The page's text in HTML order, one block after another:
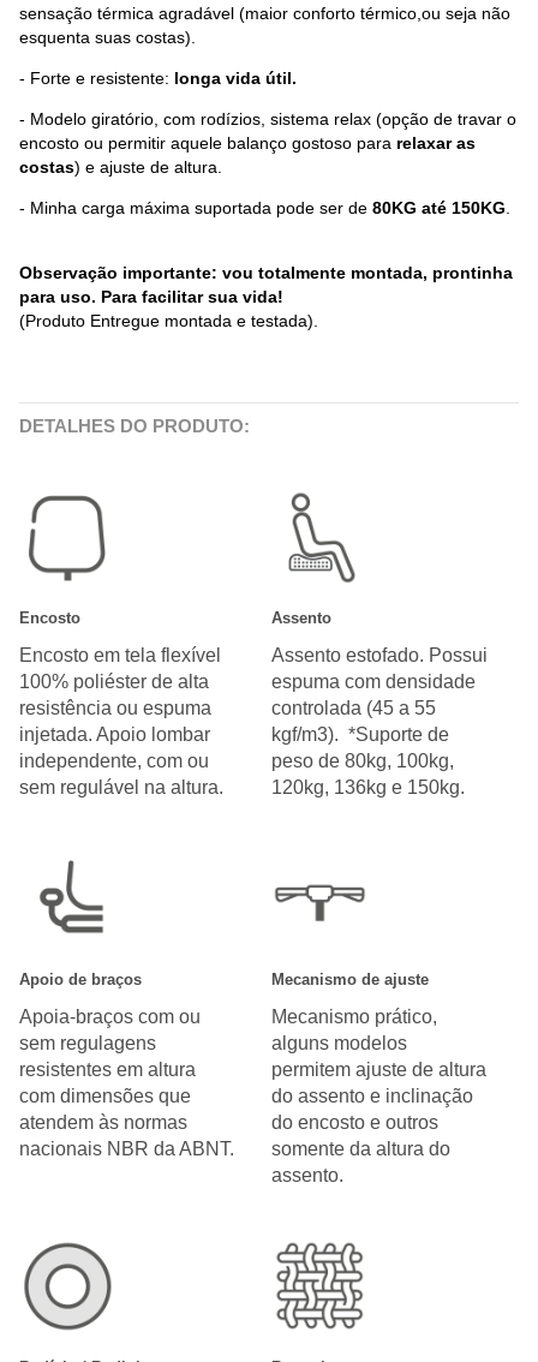
sensação térmica agradável (maior conforto térmico,ou seja não
esquenta suas costas).
- Forte e resistente: longa vida útil.
- Modelo giratório, com rodízios, sistema relax (opção de travar o
encosto ou permitir aquele balanço gostoso para relaxar as
costas) e ajuste de altura.
- Minha carga máxima suportada pode ser de 80KG até 150KG
Observação importante: vou totalmente montada, prontinha
para uso. Para facilitar sua vida!
(Produto Entregue montada e testada).
DETALHES DO PRODUTO:
Encosto
Encosto em tela flexível
100% poliéster de alta
resistência ou espuma
injetada. Apoio lombar
independente, com ou
sem regulável na altura.
Assento
Assento estofado. Possui
espuma com densidade
controlada (45 a 55
kgf/m3). *Suporte de
peso de 80kg, 100kg,
120kg, 136kg e 150kg.
Apoio de braços
Apoia-braços com ou
sem regulagens
resistentes em altura
com dimensões que
atendem às normas
nacionais NBR da ABNT.
Mecanismo de ajuste
Mecanismo prático,
alguns modelos
permitem ajuste de altura
do assento e inclinação
do encosto e outros
somente da altura do
assento.